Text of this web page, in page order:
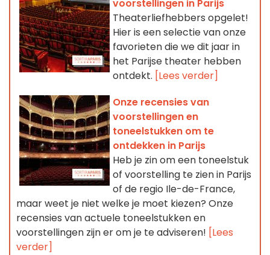
voorstellingen in Parijs
Theaterliefhebbers opgelet!
Hier is een selectie van onze
favorieten die we dit jaar in
het Parijse theater hebben
ontdekt. [Lees verder]
Onze recensies van
voorstellingen en
toneelstukken om te
ontdekken in Parijs
Heb je zin om een toneelstuk
of voorstelling te zien in Parijs
of de regio Ile-de-France,
maar weet je niet welke je moet kiezen? Onze
recensies van actuele toneelstukken en
voorstellingen zijn er om je te adviseren! [Lees
verder]